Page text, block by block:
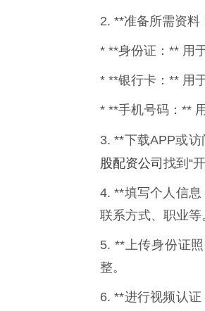
2. **准备所需资料
* **身份证：** 用
* **银行卡：** 用
* **手机号码：**
3. **下载APP或
股配资公司找到“
4. **填写个人信息
联系方式、职业等
5. **上传身份证
整。
6. **进行视频认